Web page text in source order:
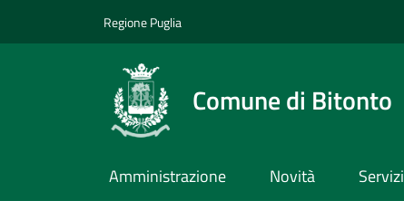
Regione Puglia
Comune di Bitonto
Amministrazione Novità Servizi